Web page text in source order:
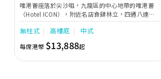
唯港薈座落於尖沙咀，九龍區的中心地帶的唯港薈
（Hotel ICON），附近名店食肆林立，四通八達，
充分展現繁華鬧巿中的活力個性，成為一眾準新人舉
辦婚宴的熱門之選。專業團隊由策劃統籌至所有婚宴
每個細節，唯港薈都力臻完美，保證讓您留下獨特的
醉人回憶。 擁有時尚高樓頂的Silverbox宴會廳，配
置了全套先進的視聽影音及燈光設備配套，並採用極
無柱式 高樓底 中式
每席港幣 $13,888起